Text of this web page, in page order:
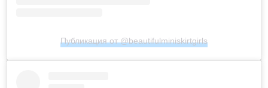
Публикация от @beautifulminiskirtgirls